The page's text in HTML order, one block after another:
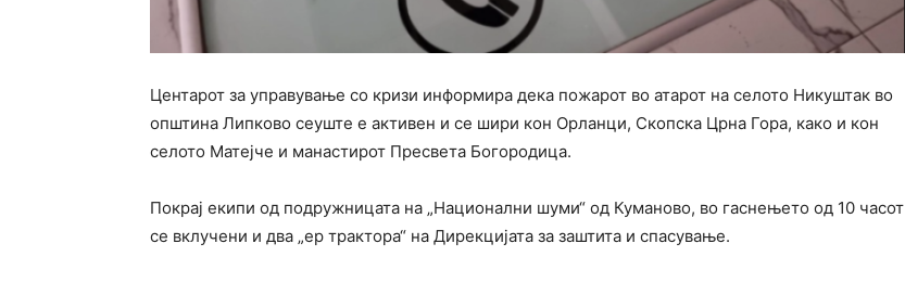
Центарот за управување со кризи информира дека пожарот во атарот на селото Никуштак во
општина Липково сеуште е активен и се шири кон Орланци, Скопска Црна Гора, како и кон
селото Матејче и манастирот Пресвета Богородица.
Покрај екипи од подружницата на „Национални шуми“ од Куманово, во гаснењето од 10 часот
се вклучени и два „ер трактора“ на Дирекцијата за заштита и спасување.